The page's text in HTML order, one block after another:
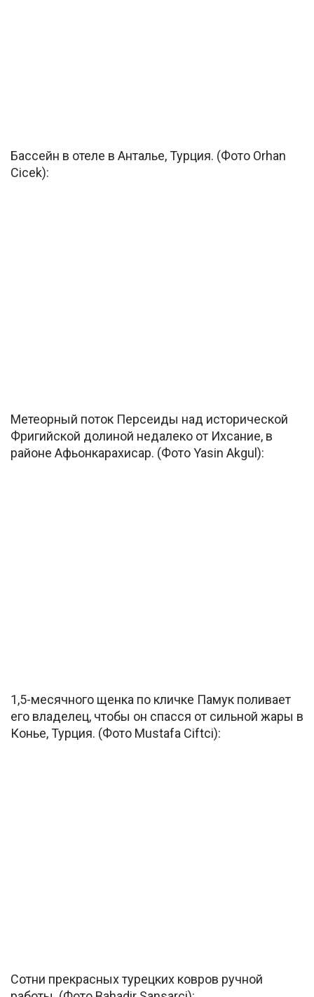
Бассейн в отеле в Анталье, Турция. (Фото Orhan
Cicek):
Метеорный поток Персеиды над исторической
Фригийской долиной недалеко от Ихсание, в
районе Афьонкарахисар. (Фото Yasin Akgul):
1,5-месячного щенка по кличке Памук поливает
его владелец, чтобы он спасся от сильной жары в
Конье, Турция. (Фото Mustafa Ciftci):
Сотни прекрасных турецких ковров ручной